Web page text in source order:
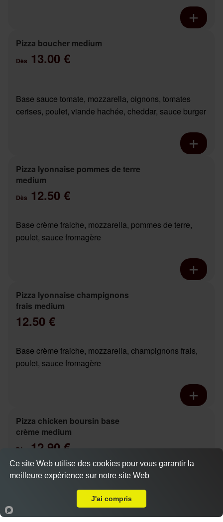
Pizza boucher medium
Dès 13.00 €
Base sauce tomate, mozzarella, oignons, tomates
cerises, poulet, viande hachée, cheddar, sauce burger
Pizza lyonnaise pommes de terre
medium
Dès 12.50 €
Base crème fraiche, mozzarella, pommes de terre,
poulet, sauce fromagère
Pizza lyonnaise champignons
frais medium
12.50 €
Base crème fraiche, mozzarella, champignons frais,
poulet, sauce fromagère
Pizza chicken boursin base
crème medium
Dès 12.90 €
Base crème fraiche, mozzarella, poivrons marinés,
Accueil Panier Compte
Actuellement fermé
Ce site Web utilise des cookies pour vous garantir la
meilleure expérience sur notre site Web
J'ai compris